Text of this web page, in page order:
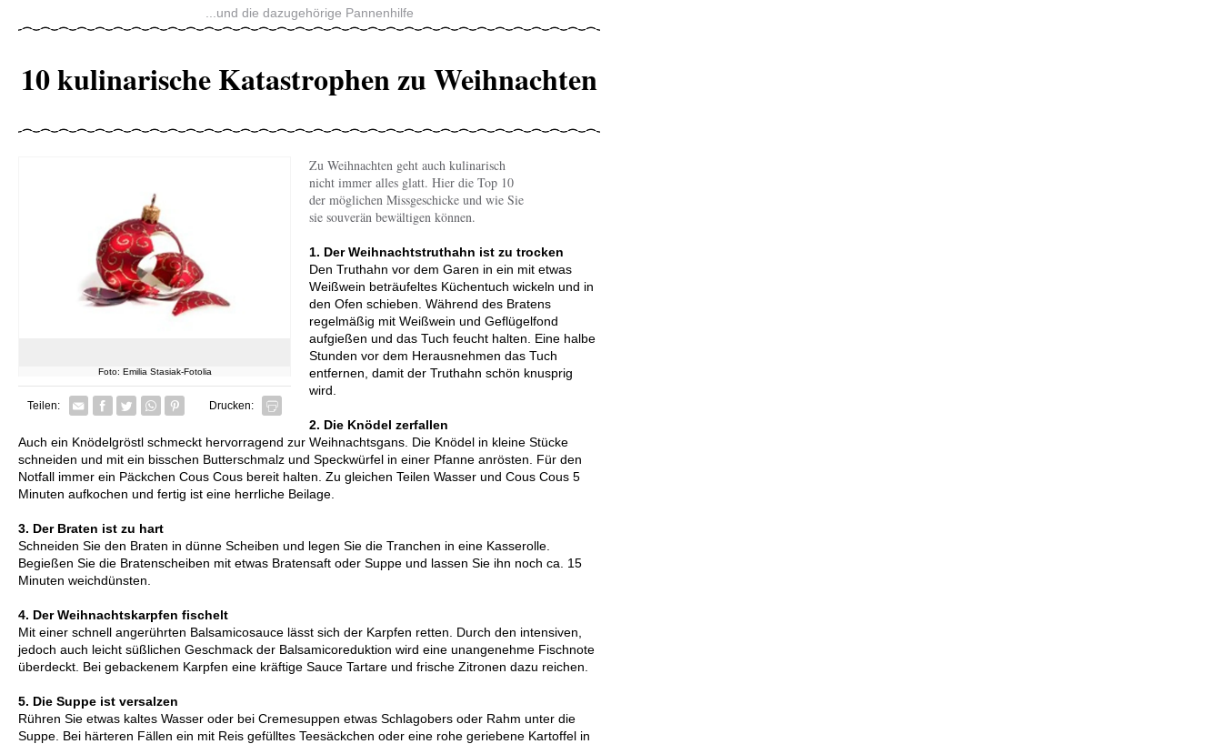
...und die dazugehörige Pannenhilfe
10 kulinarische Katastrophen zu Weihnachten
Foto: Emilia Stasiak-Fotolia
Teilen: Facebook
TwitterWhatsapp senden
Pin it Drucken:
Zu Weihnachten geht auch kulinarisch
nicht immer alles glatt. Hier die Top 10
der möglichen Missgeschicke und wie Sie
sie souverän bewältigen können.
1. Der Weihnachtstruthahn ist zu trocken
Den Truthahn vor dem Garen in ein mit etwas
Weißwein beträufeltes Küchentuch wickeln und in
den Ofen schieben. Während des Bratens
regelmäßig mit Weißwein und Geflügelfond
aufgießen und das Tuch feucht halten. Eine halbe
Stunden vor dem Herausnehmen das Tuch
entfernen, damit der Truthahn schön knusprig
wird.
2. Die Knödel zerfallen
Auch ein Knödelgröstl schmeckt hervorragend zur Weihnachtsgans. Die Knödel in kleine Stücke
schneiden und mit ein bisschen Butterschmalz und Speckwürfel in einer Pfanne anrösten. Für den
Notfall immer ein Päckchen Cous Cous bereit halten. Zu gleichen Teilen Wasser und Cous Cous 5
Minuten aufkochen und fertig ist eine herrliche Beilage.
3. Der Braten ist zu hart
Schneiden Sie den Braten in dünne Scheiben und legen Sie die Tranchen in eine Kasserolle.
Begießen Sie die Bratenscheiben mit etwas Bratensaft oder Suppe und lassen Sie ihn noch ca. 15
Minuten weichdünsten.
4. Der Weihnachtskarpfen fischelt
Mit einer schnell angerührten Balsamicosauce lässt sich der Karpfen retten. Durch den intensiven,
jedoch auch leicht süßlichen Geschmack der Balsamicoreduktion wird eine unangenehme Fischnote
überdeckt. Bei gebackenem Karpfen eine kräftige Sauce Tartare und frische Zitronen dazu reichen.
5. Die Suppe ist versalzen
Rühren Sie etwas kaltes Wasser oder bei Cremesuppen etwas Schlagobers oder Rahm unter die
Suppe. Bei härteren Fällen ein mit Reis gefülltes Teesäckchen oder eine rohe geriebene Kartoffel in